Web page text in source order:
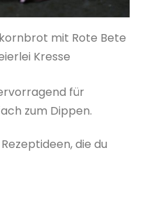
mit Rote Bete
Kresse
für
zum Dippen.
die du